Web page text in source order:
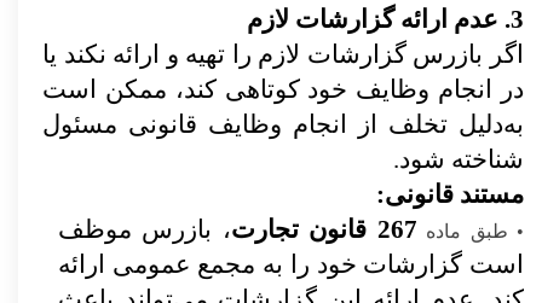
3. عدم ارائه گزارشات لازم
اگر بازرس گزارشات لازم را تهیه و ارائه نکند یا
در انجام وظایف خود کوتاهی کند، ممکن است
به‌دلیل تخلف از انجام وظایف قانونی مسئول
شناخته شود.
مستند قانونی:
• طبق ماده 267 قانون تجارت
، بازرس موظف
است گزارشات خود را به مجمع عمومی ارائه